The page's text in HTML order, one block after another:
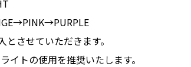
させていただきます。
トの使用を推奨いたします。